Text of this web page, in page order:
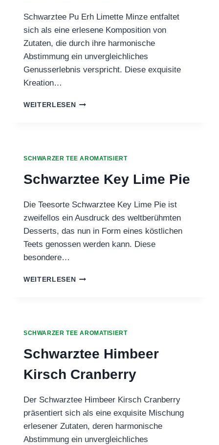
Schwarztee Pu Erh Limette Minze entfaltet
sich als eine erlesene Komposition von
Zutaten, die durch ihre harmonische
Abstimmung ein unvergleichliches
Genusserlebnis verspricht. Diese exquisite
Kreation…
WEITERLESENSCHWARZTEE
SCHWARZER TEE AROMATISIERT
Schwarztee Key Lime Pie
Die Teesorte Schwarztee Key Lime Pie ist
zweifellos ein Ausdruck des weltberühmten
Desserts, das nun in Form eines köstlichen
Teets genossen werden kann. Diese
besondere…
WEITERLESENSCHWARZTEE
SCHWARZER TEE AROMATISIERT
Schwarztee Himbeer
Kirsch Cranberry
Der Schwarztee Himbeer Kirsch Cranberry
präsentiert sich als eine exquisite Mischung
erlesener Zutaten, deren harmonische
Abstimmung ein unvergleichliches